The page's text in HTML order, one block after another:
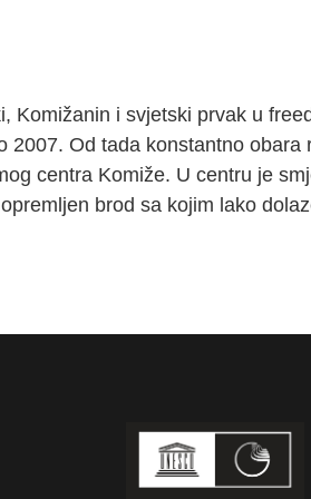
Komižanin i svjetski prvak u
2007. Od tada konstantno
centra Komiže. U centru je
brod sa kojim lako